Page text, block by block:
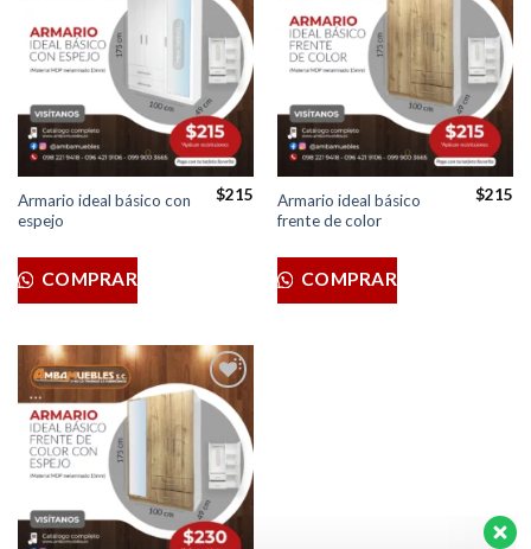
a la
lista de
deseos
Armario ideal básico con
espejo
$215
COMPRAR
a la
lista de
deseos
Armario ideal básico
frente de color
$215
COMPRAR
Añadir
a la
lista de
deseos